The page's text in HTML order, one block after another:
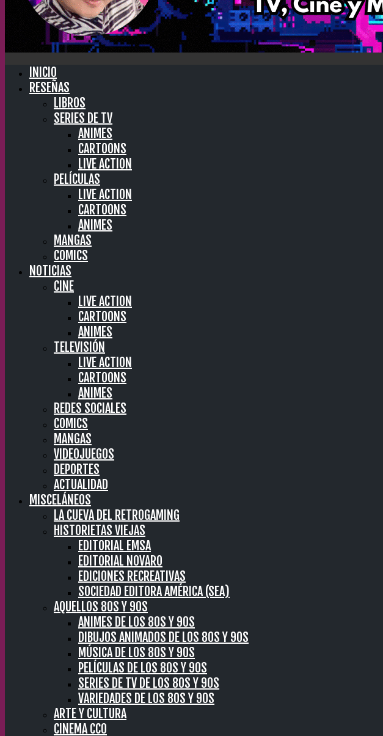
INICIO
RESEÑAS
LIBROS
SERIES DE TV
ANIMES
CARTOONS
LIVE ACTION
PELÍCULAS
LIVE ACTION
CARTOONS
ANIMES
MANGAS
COMICS
NOTICIAS
CINE
LIVE ACTION
CARTOONS
ANIMES
TELEVISIÓN
LIVE ACTION
CARTOONS
ANIMES
REDES SOCIALES
COMICS
MANGAS
VIDEOJUEGOS
DEPORTES
ACTUALIDAD
MISCELÁNEOS
LA CUEVA DEL RETROGAMING
HISTORIETAS VIEJAS
EDITORIAL EMSA
EDITORIAL NOVARO
EDICIONES RECREATIVAS
SOCIEDAD EDITORA AMÉRICA (SEA)
AQUELLOS 80S Y 90S
ANIMES DE LOS 80S Y 90S
DIBUJOS ANIMADOS DE LOS 80S Y 90S
MÚSICA DE LOS 80S Y 90S
PELÍCULAS DE LOS 80S Y 90S
SERIES DE TV DE LOS 80S Y 90S
VARIEDADES DE LOS 80S Y 90S
ARTE Y CULTURA
CINEMA CC0